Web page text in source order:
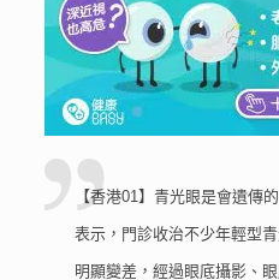
【香港01】青光眼是會遺傳
表示，門診收治不少年輕型
明顯變差，經過眼底攝影、